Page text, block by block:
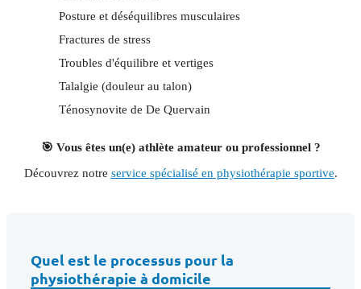
Posture et déséquilibres musculaires
Fractures de stress
Troubles d'équilibre et vertiges
Talalgie (douleur au talon)
Ténosynovite de De Quervain
🎯 Vous êtes un(e) athlète amateur ou professionnel ?
Découvrez notre service spécialisé en physiothérapie sportive.
Quel est le processus pour la
physiothérapie à domicile